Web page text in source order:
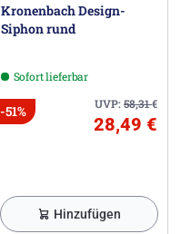
Kronenbach Design-
Siphon rund
Sofort lieferbar
UVP:58,31€
-51%
28,49 €
Hinzufügen